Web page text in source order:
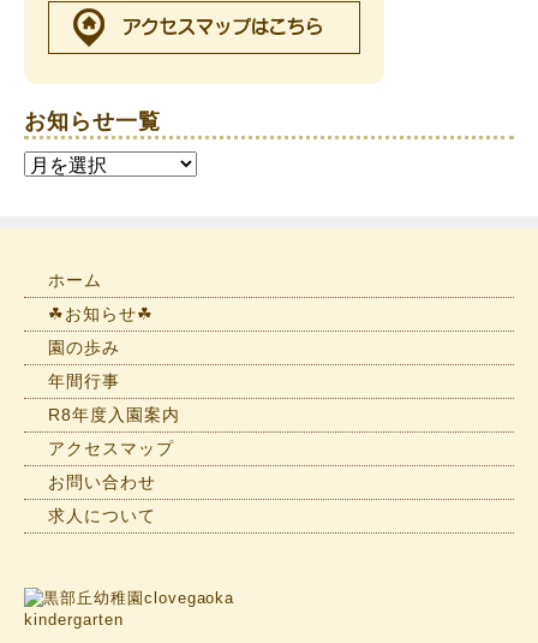
お知らせ一覧
お
ホーム
☘お知らせ☘
園の歩み
年間行事
R8年度入園案内
アクセスマップ
お問い合わせ
求人について